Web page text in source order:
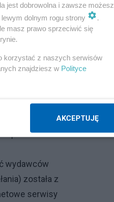
więcej
tu o
- dlatego
serwisów
to tylko
wydawców
została z
serwisy
jest dobrowolna i zawsze możesz
dolnym rogu strony
.
masz prawo sprzeciwić się
korzystać z naszych serwisów
znajdziesz w Polityce
AKCEPTUJĘ